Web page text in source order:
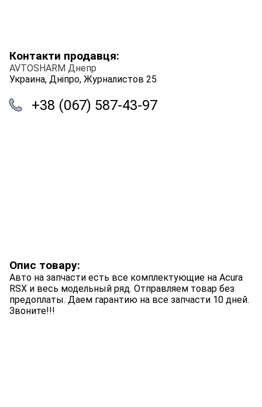
Контакти продавця:
AVTOSHARM Днепр
Украина, Дніпро, Журналистов 25
+38 (067) 587-43-97
Опис товару:
Авто на запчасти есть все комплектующие на Acura
RSX и весь модельный ряд. Отправляем товар без
предоплаты. Даем гарантию на все запчасти 10 дней.
Звоните!!!